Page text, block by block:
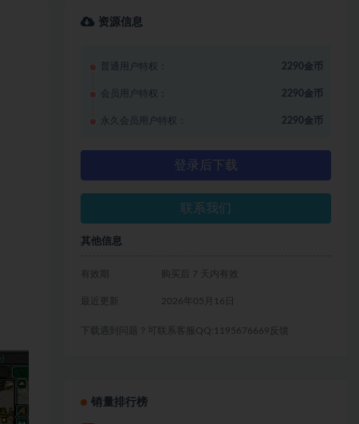
资源信息
普通用户特权： 2290金币
会员用户特权： 2290金币
永久会员用户特权： 2290金币
登录后下载
联系我们
其他信息
有效期 购买后 7 天内有效
最近更新 2026年05月16日
下载遇到问题？可联系客服QQ:1195676669反馈
销量排行榜